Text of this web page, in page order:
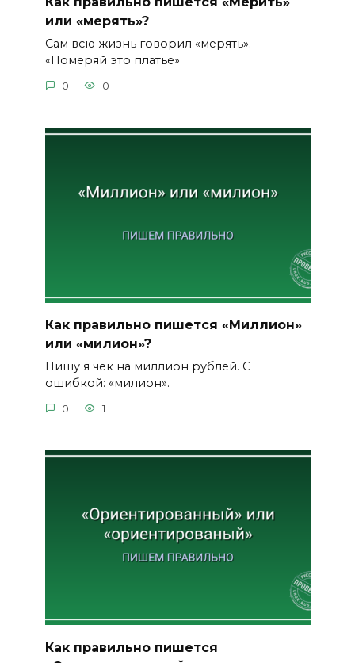
или «мерять»?
Сам всю жизнь говорил «мерять».
«Померяй это платье»
0 0
Как правильно пишется «Миллион»
или «милион»?
Пишу я чек на миллион рублей. С
ошибкой: «милион».
0 1
Как правильно пишется